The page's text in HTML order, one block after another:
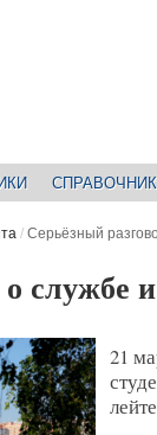
СПРАВОЧНИК
/ Серьёзный
службе
21